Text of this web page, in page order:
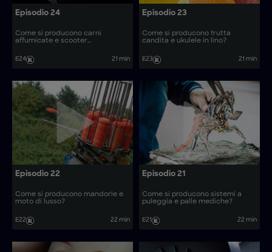
Episodio 24
Come si producono carni
affumicate e scooter
E24
21 min
Episodio 23
Come si producono frutta
candita e ukulele in lino?
E23 21 min
Episodio 22
Come si producono mandorle e
moto di lusso?
E22 22 min
Episodio 21
Come si producono sistemi a
puleggia e palle mediche?
E21 22 min